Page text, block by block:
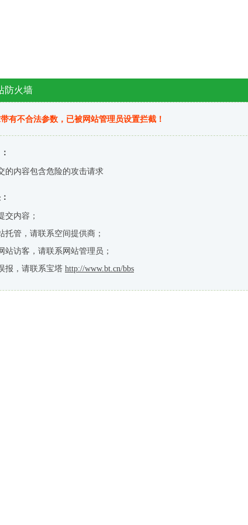
防火墙
有不合法参数，已被网站管理员设置拦截！
的内容包含危险的攻击请求
交内容；
托管，请联系空间提供商；
站访客，请联系网站管理员；
报，请联系宝塔 http://www.bt.cn/bbs